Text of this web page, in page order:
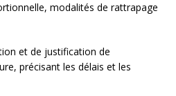
modalités de rattrapage
et de justification de
précisant les délais et les